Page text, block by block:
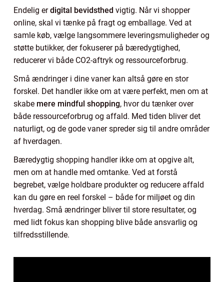
Endelig erdigital bevidsthed vigtig. Når vi shopper
online, skal vi tænke på fragt og emballage. Ved at
samle køb, vælge langsommere leveringsmuligheder og
støtte butikker, der fokuserer på bæredygtighed,
reducerer vi både CO2-aftryk og ressourceforbrug.
Små ændringer i dine vaner kan altså gøre en stor
forskel. Det handler ikke om at være perfekt, men om at
skabe mere mindful shopping, hvor du tænker over
både ressourceforbrug og affald. Med tiden bliver det
naturligt, og de gode vaner spreder sig til andre områder
af hverdagen.
Bæredygtig shopping handler ikke om at opgive alt,
men om at handle med omtanke. Ved at forstå
begrebet, vælge holdbare produkter og reducere affald
kan du gøre en reel forskel – både for miljøet og din
hverdag. Små ændringer bliver til store resultater, og
med lidt fokus kan shopping blive både ansvarlig og
tilfredsstillende.